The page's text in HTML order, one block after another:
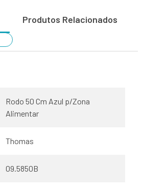
Produtos Relacionados
Rodo 50 Cm Azul p/Zona
Alimentar
Thomas
09.5850B